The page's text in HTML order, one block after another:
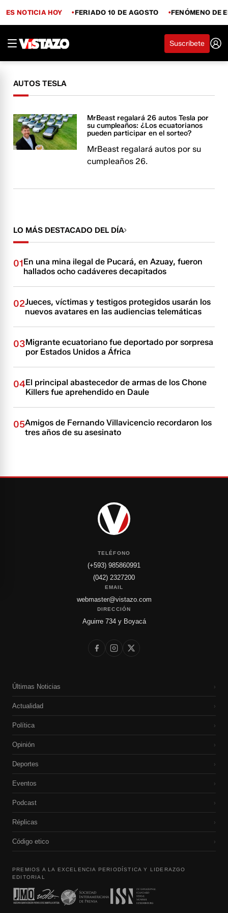
ES NOTICIA HOY FERIADO 10 DE AGOSTO FENÓMENO DE
Suscríbete
AUTOS TESLA
MrBeast regalará 26 autos Tesla por
su cumpleaños: ¿Los ecuatorianos
pueden participar en el sorteo?
MrBeast regalará autos por su
cumpleaños 26.
LO MÁS DESTACADO DEL DÍA
01En una mina ilegal de Pucará, en Azuay, fueron
hallados ocho cadáveres decapitados
02Jueces, víctimas y testigos protegidos usarán los
nuevos avatares en las audiencias telemáticas
03Migrante ecuatoriano fue deportado por sorpresa
por Estados Unidos a África
04El principal abastecedor de armas de los Chone
Killers fue aprehendido en Daule
05Amigos de Fernando Villavicencio recordaron los
tres años de su asesinato
TELÉFONO
(+593) 985860991
(042) 2327200
EMAIL
webmaster@vistazo.com
DIRECCIÓN
Aguirre 734 y Boyacá
Últimas Noticias ›
Actualidad ›
Política ›
Opinión ›
Deportes ›
Eventos ›
Podcast ›
Réplicas ›
Código etico ›
PREMIOS A LA EXCELENCIA PERIODÍSTICA Y LIDERAZGO
EDITORIAL